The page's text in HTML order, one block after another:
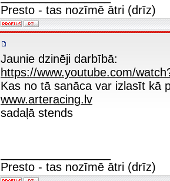
Presto - tas nozīmē ātri (drīz)
Jaunie dzinēji darbībā:
https://www.youtube.com/
Kas no tā sanāca var izlasīt kā
www.arteracing.lv
sadaļā stends
Presto - tas nozīmē ātri (drīz)